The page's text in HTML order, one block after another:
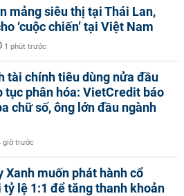
mảng siêu thị tại Thái Lan,
‘cuộc chiến’ tại Việt Nam
1 phút trước
tài chính tiêu dùng nửa đầu
tục phân hóa: VietCredit báo
chữ số, ông lớn đầu ngành
giờ trước
Xanh muốn phát hành cổ
tỷ lệ 1:1 để tăng thanh khoản